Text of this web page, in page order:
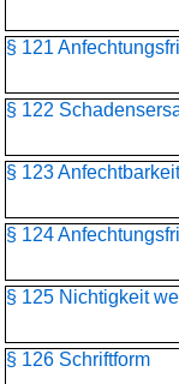
§ 121
§ 122
§ 123
§ 124
§ 125 Nichtigkeit
§ 126 Schriftform